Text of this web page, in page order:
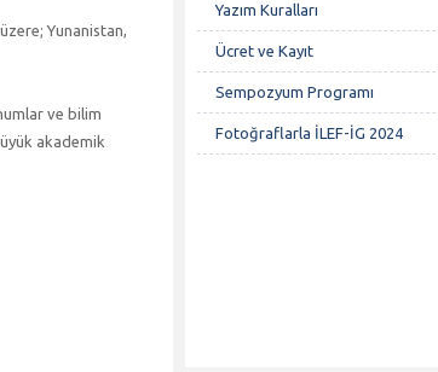
Yunanistan,
ve bilim
akademik
Yazım Kuralları
Ücret ve Kayıt
Sempozyum Programı
Fotoğraflarla İLEF-İG 2024